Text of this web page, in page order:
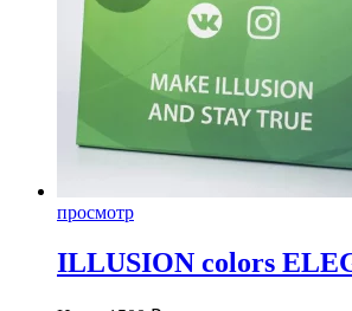
просмотр
ILLUSION colors